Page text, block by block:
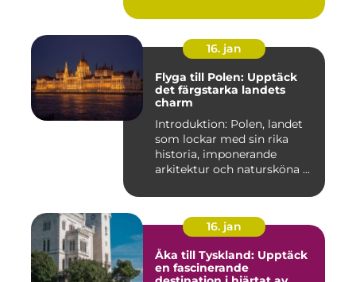
16. jan
Flyga till Polen: Upptäck
det färgstarka landets
charm
Introduktion: Polen, landet
som lockar med sin rika
historia, imponerande
arkitektur och natursköna ...
16. jan
Åka till Tyskland: Upptäck
en fascinerande